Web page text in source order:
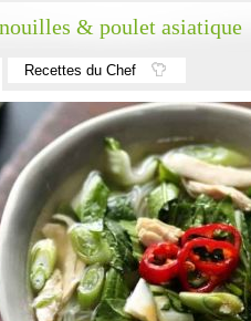
& poulet asiatique
Recettes du Chef